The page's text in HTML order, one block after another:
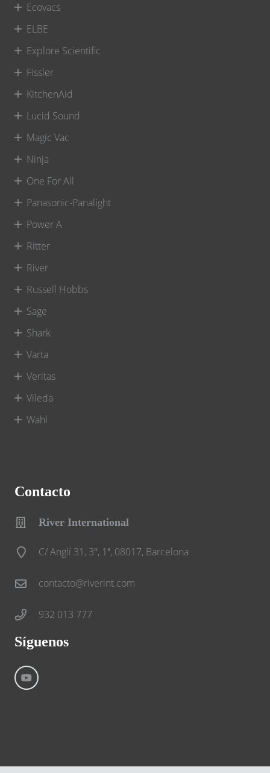
Ecovacs
ELBE
Explore Scientific
Fissler
KitchenAid
Lucid Sound
Magic Vac
Ninja
One For All
Panasonic-Panalight
Power A
Ritter
River
Russell Hobbs
Sage
Shark
Varta
Veritas
Vileda
Wahl
Contacto
River International
C/ Anglí 31, 3º, 1ª, 08017, Barcelona
contacto@riverint.com
932 013 777
Síguenos